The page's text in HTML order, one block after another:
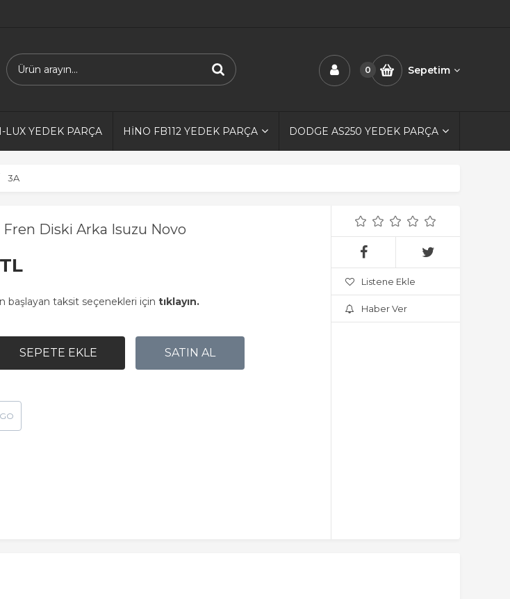
0 Sepetim
LUX YEDEK PARÇA HİNO FB112 YEDEK PARÇA DODGE AS250 YEDEK PARÇA
3A
Diski Arka Isuzu Novo
başlayan taksit seçenekleri için tıklayın.
Listene Ekle
Haber Ver